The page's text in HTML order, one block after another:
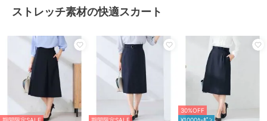
ストレッチ素材の快適スカート
30%OFF